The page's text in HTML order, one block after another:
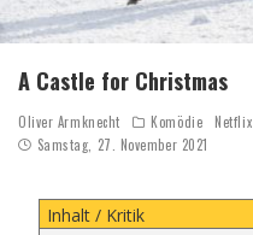
A Castle for Christmas
Oliver Armknecht Komödie Netflix
Samstag, 27. November 2021
Inhalt / Kritik